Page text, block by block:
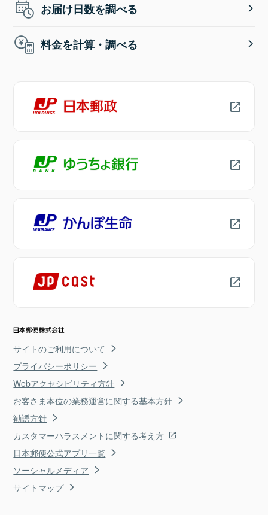
お届け日数を調べる
料金を計算・調べる
サイトのご利用について
プライバシーポリシー
Webアクセシビリティ方針
お客さま本位の業務運営に関する基本方針
勧誘方針
カスタマーハラスメントに関する考え方
日本郵便公式アプリ一覧
ソーシャルメディア
サイトマップ